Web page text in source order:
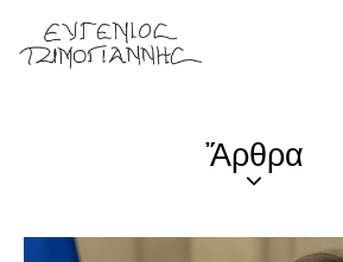
Ἄρθρα